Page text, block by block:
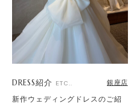
DRESS紹介 ETC.. 銀座店
新作ウェディングドレスのご紹